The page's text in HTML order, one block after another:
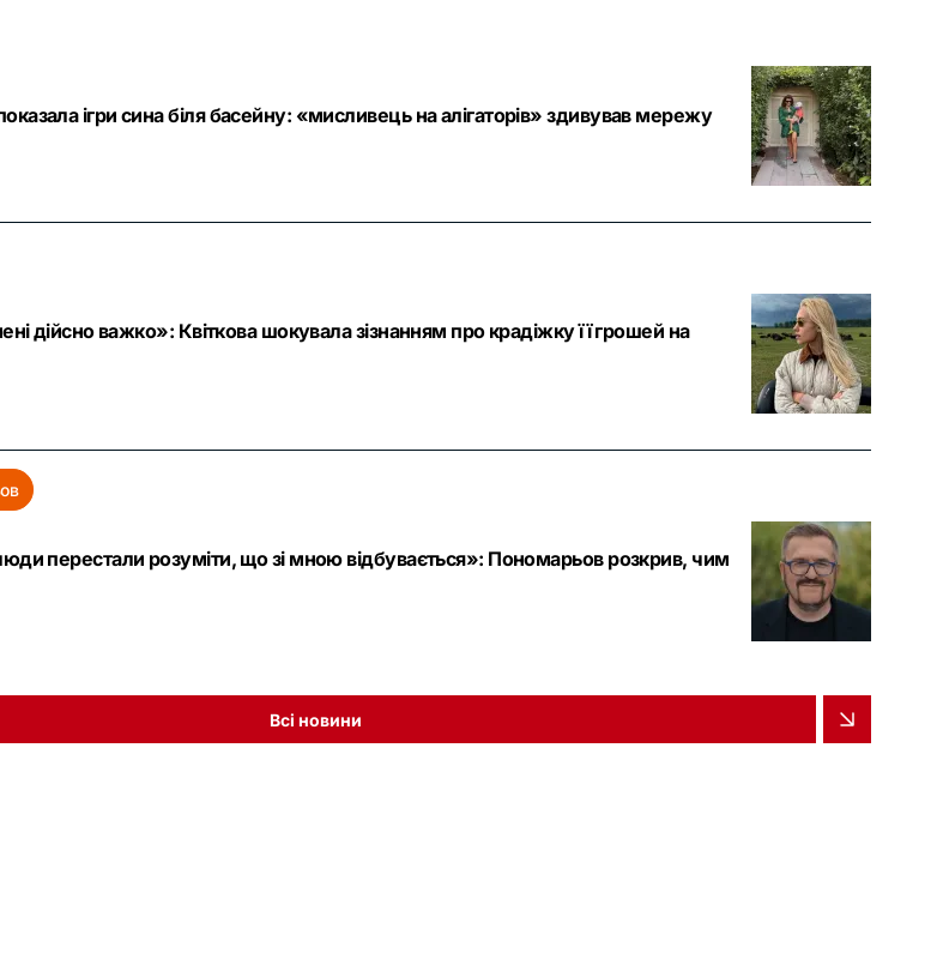
ігри сина біля басейну: «мисливець на алігаторів» здивував мережу
дійсно важко»: Квіткова шокувала зізнанням про крадіжку її грошей на
перестали розуміти, що зі мною відбувається»: Пономарьов розкрив, чим
Всі новини